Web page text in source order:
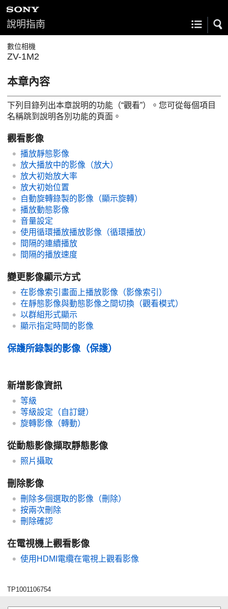
說明指南
數位相機
ZV-1M2
本章內容
下列目錄列出本章說明的功能（“觀看”）。您可從每個項目
名稱跳到說明各別功能的頁面。
觀看影像
播放靜態影像
放大播放中的影像（放大）
放大初始放大率
放大初始位置
自動旋轉錄製的影像（顯示旋轉）
播放動態影像
音量設定
使用循環播放播放影像（循環播放）
間隔的連續播放
間隔的播放速度
變更影像顯示方式
在影像索引畫面上播放影像（影像索引 ）
在靜態影像與動態影像之間切換（觀看模式）
以群組形式顯示
顯示指定時間的影像
保護所錄製的影像（保護）
新增影像資訊
等級
等級設定（自訂鍵）
旋轉影像（轉動）
從動態影像擷取靜態影像
照片攝取
刪除影像
刪除多個選取的影像（刪除）
按兩次刪除
刪除確認
在電視機上觀看影像
使用HDMI電纜在電視上觀看影像
TP1001106754